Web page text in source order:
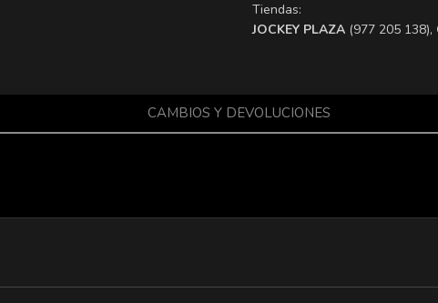
Tiendas:
​JOCKEY PLAZA (977 205 138),
CAMBIOS Y DEVOLUCIONES